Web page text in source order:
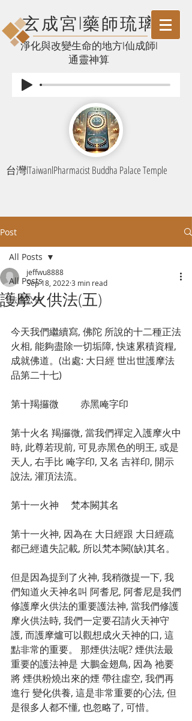
玄成宮l藥師琉璃
​淨化與改變生命的地方l仙成師l
通靈神算
台灣lTaiwanlPharmacist Buddha Palace Temple
Post
All Posts
法會公告
All Posts
護摩火供法(五)
jeffwu8888
Sep 18, 2022 3 min read
今天我們繼續寫, 佛陀 所說的十二種正法
火相, 能夠盡除一切垢障, 快速累積資糧,
成就佛道。(出處: 大日經 世出世護摩法
品第二十七)
第十羯攞微　　 赤黑唵字印
第十火名 羯攞微, 當我們禪定入護摩火中
時, 此尊若現前, 可見赤黑色的明王, 或是
天人, 右手比 唵字印, 又名 吉祥印, 開示
說法, 灌頂法流。
第十一火神     梵本闕其名
第十一火神, 因為在 大日經跟 大日經疏
都已經遺失記載, 所以梵本闕(缺)其名。
但是因為提到了火神, 我稍微提一下, 我
們知道火天神名叫 阿耆尼, 阿耆尼是我們
修護摩火供法的重要護法神, 當我們修護
摩火供法時, 我們一定要召請火天神守
護, 而護摩爐可以觀想成火天神的口, 這
點非常的重要。 那煙供法呢? 煙供法最
重要的護法神是 大鵬金翅鳥, 因為 祂要
將 煙供粉燒出來的煙 帶往虛空, 我們再
進行 變化供養, 這是非常重要的心法, 但
是很多人都不懂, 也忽略了, 可惜。